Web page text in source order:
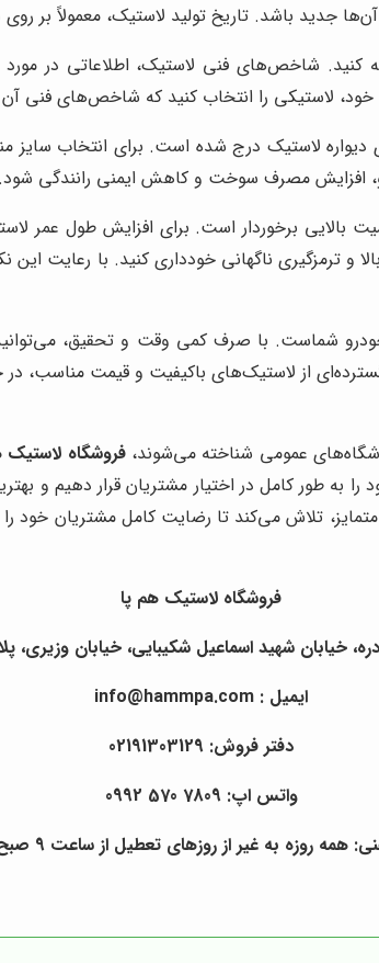
جدید باشد. تاریخ تولید لاستیک، معمولاً بر
شاخص‌های فنی لاستیک، اطلاعاتی در مورد
خود، لاستیکی را انتخاب کنید که شاخص‌های فنی
لاستیک درج شده است. برای انتخاب سایز
افزایش مصرف سوخت و کاهش ایمنی رانندگی شود.
بالایی برخوردار است. برای افزایش طول عمر
و ترمزگیری ناگهانی خودداری کنید. با رعایت
شماست. با صرف کمی وقت و تحقیق،
از لاستیک‌های باکیفیت و قیمت مناسب،
عمومی شناخته می‌شوند،فروشگاه لاستیک
به طور کامل در اختیار مشتریان قرار دهیم و
تلاش می‌کند تا رضایت کامل مشتریان خود
فروشگاه لاستیک هم پا
اسماعیل شکیبایی، خیابان وزیری، پلاک 22، طبقه منفی1 ، واحد
ایمیل : info@hammpa.com
دفتر فروش: 02191303129
واتس اپ: 7809 570 0992
به غیر از روزهای تعطیل از ساعت 9 صبح الی 5 بعدازظهر